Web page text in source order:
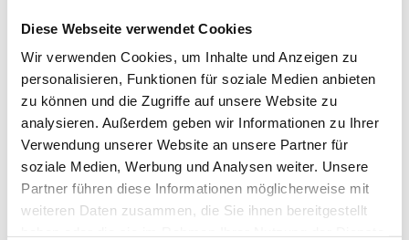
Diese Webseite verwendet Cookies
Wir verwenden Cookies, um Inhalte und Anzeigen zu
personalisieren, Funktionen für soziale Medien anbieten
zu können und die Zugriffe auf unsere Website zu
analysieren. Außerdem geben wir Informationen zu Ihrer
Verwendung unserer Website an unsere Partner für
soziale Medien, Werbung und Analysen weiter. Unsere
Partner führen diese Informationen möglicherweise mit
weiteren Daten zusammen, die Sie ihnen bereitgestellt
LPO Ausgabe 2018.
Reithalle: 25x80m (Prüfungsviereck 20x40m bzw.
20x60m)
Vorbereitungshalle: 20x43m